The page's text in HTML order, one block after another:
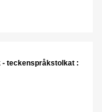
- teckenspråkstolkat :